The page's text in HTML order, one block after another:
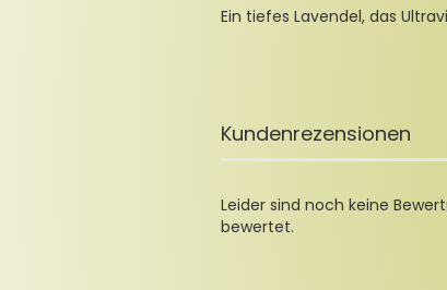
Ein tiefes Lavendel, das
Kundenrezensionen
Leider sind noch keine
bewertet.